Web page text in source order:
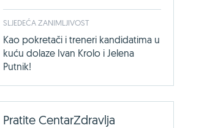
SLJEDEĆA ZANIMLJIVOST
Kao pokretači i treneri kandidatima u
kuću dolaze Ivan Krolo i Jelena
Putnik!
Pratite CentarZdravlja